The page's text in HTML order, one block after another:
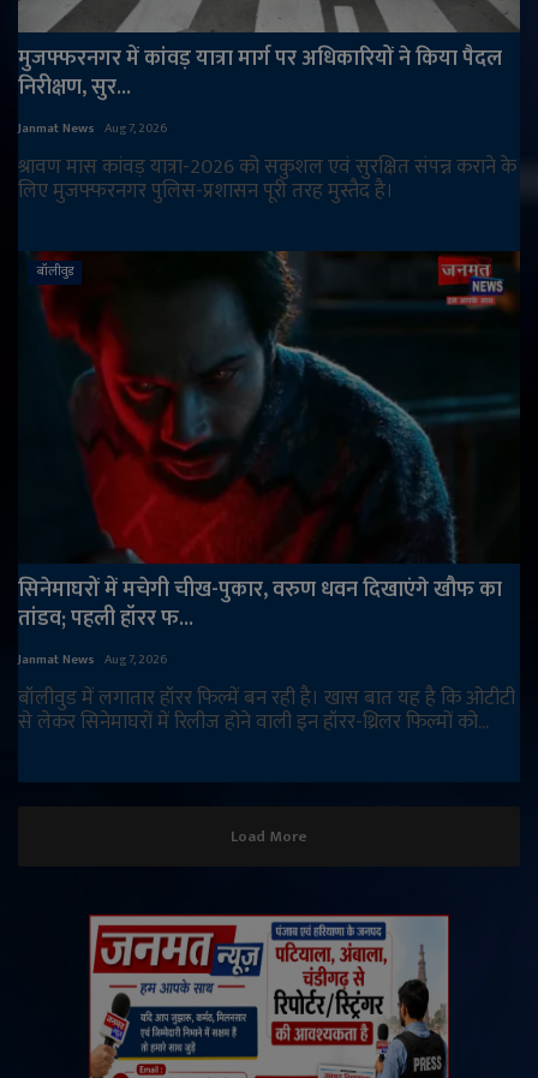
मुजफ्फरनगर में कांवड़ यात्रा मार्ग पर अधिकारियों ने किया पैदल
निरीक्षण, सुर...
Janmat News Aug 7, 2026
श्रावण मास कांवड़ यात्रा-2026 को सकुशल एवं सुरक्षित संपन्न कराने के
लिए मुजफ्फरनगर पुलिस-प्रशासन पूरी तरह मुस्तैद है।
बॉलीवुड
सिनेमाघरों में मचेगी चीख-पुकार, वरुण धवन दिखाएंगे खौफ का
तांडव; पहली हॉरर फ...
Janmat News Aug 7, 2026
बॉलीवुड में लगातार हॉरर फिल्में बन रही है। खास बात यह है कि ओटीटी
से लेकर सिनेमाघरों में रिलीज होने वाली इन हॉरर-थ्रिलर फिल्मों को...
Load More